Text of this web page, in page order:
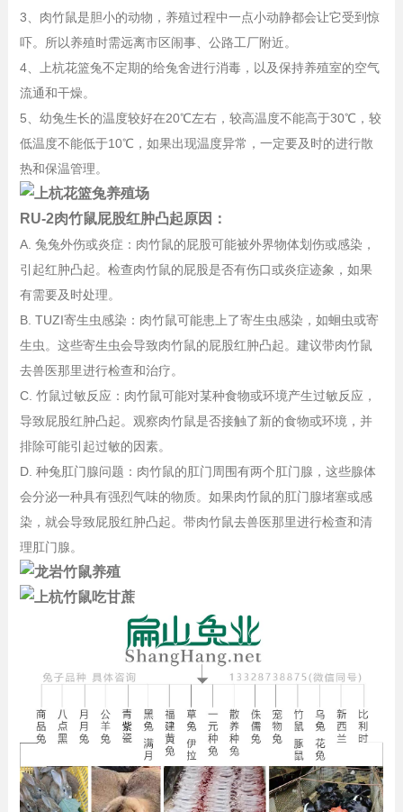
3、肉竹鼠是胆小的动物，养殖过程中一点小动静都会让它受到惊
吓。所以养殖时需远离市区闹事、公路工厂附近。
4、
上杭花篮兔不定期的给兔舍进行消毒，以及保持养殖室的空气
流通和干燥。
5、幼兔生长的温度较好在20℃左右，较高温度不能高于30℃，较
低温度不能低于10℃，如果出现温度异常，一定要及时的进行散
热和保温管理。
RU-2肉竹鼠屁股红肿凸起原因：
A. 兔兔外伤或炎症：肉竹鼠的屁股可能被外界物体划伤或感染，
引起红肿凸起。检查肉竹鼠的屁股是否有伤口或炎症迹象，如果
有需要及时处理。
B. TUZI寄生虫感染：肉竹鼠可能患上了寄生虫感染，如蛔虫或寄
生虫。这些寄生虫会导致肉竹鼠的屁股红肿凸起。建议带肉竹鼠
去兽医那里进行检查和治疗。
C. 竹鼠过敏反应：肉竹鼠可能对某种食物或环境产生过敏反应，
导致屁股红肿凸起。观察肉竹鼠是否接触了新的食物或环境，并
排除可能引起过敏的因素。
D. 种兔肛门腺问题：肉竹鼠的肛门周围有两个肛门腺，这些腺体
会分泌一种具有强烈气味的物质。如果肉竹鼠的肛门腺堵塞或感
染，就会导致屁股红肿凸起。带肉竹鼠去兽医那里进行检查和清
理肛门腺。